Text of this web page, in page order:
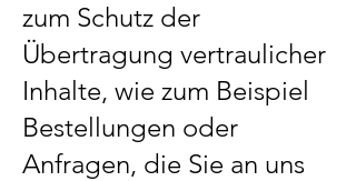
zum Schutz der
Übertragung vertraulicher
Inhalte, wie zum Beispiel
Bestellungen oder
Anfragen, die Sie an uns